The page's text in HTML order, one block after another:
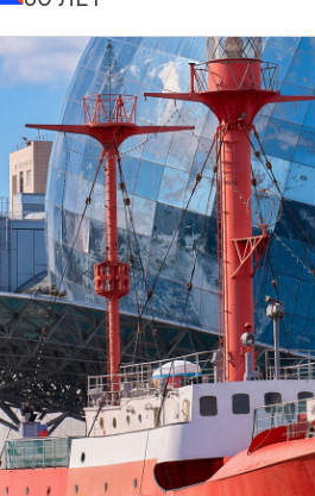
акцентами
В театре предусмотрены
о. Октябрьский, Показать на карте